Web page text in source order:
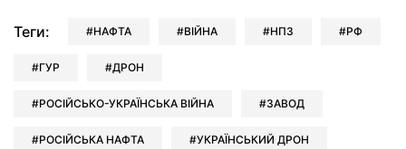
Теги: НАФТА ВІЙНА НПЗ РФ
ГУР ДРОН
РОСІЙСЬКО-УКРАЇНСЬКА ВІЙНА ЗАВОД
РОСІЙСЬКА НАФТА УКРАЇНСЬКИЙ ДРОН